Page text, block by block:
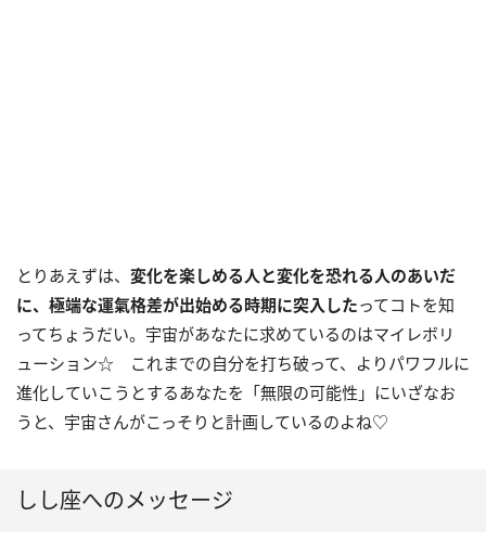
とりあえずは、 変化を楽しめる人と変化を恐れる人のあいだ
に、極端な運氣格差が出始める時期に突入したってコトを知
ってちょうだい。宇宙があなたに求めているのはマイレボリ
ューション☆ これまでの自分を打ち破って、よりパワフルに
進化していこうとするあなたを「無限の可能性」にいざなお
うと、宇宙さんがこっそりと計画しているのよね♡
しし座へのメッセージ